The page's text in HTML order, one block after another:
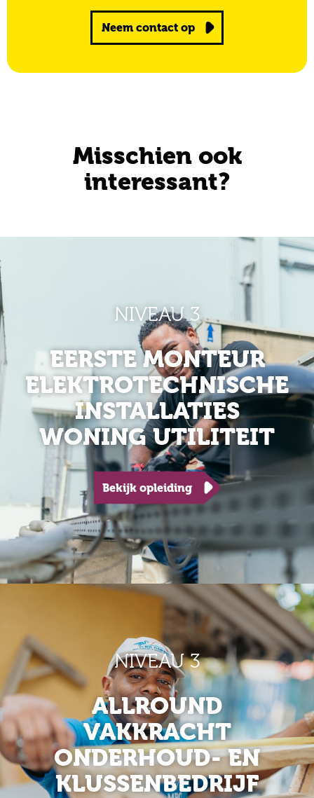
Neem contact op
Misschien ook
interessant?
NIVEAU 3
EERSTE MONTEUR
ELEKTROTECHNISCHE
INSTALLATIES
WONING UTILITEIT
Bekijk opleiding
NIVEAU 3
ALLROUND
VAKKRACHT
ONDERHOUD- EN
KLUSSENBEDRIJF